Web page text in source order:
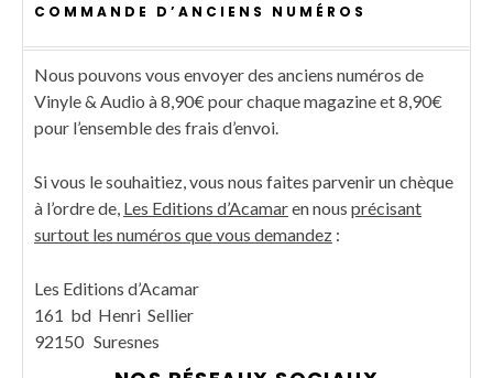
COMMANDE D’ANCIENS NUMÉROS
Nous pouvons vous envoyer des anciens numéros de
Vinyle & Audio à 8,90€ pour chaque magazine et 8,90€
pour l’ensemble des frais d’envoi.
Si vous le souhaitiez, vous nous faites parvenir un chèque
à l’ordre de, Les Editions d’Acamaren nous précisant
surtout les numéros que vous demandez :
Les Editions d’Acamar
161 bd Henri Sellier
92150 Suresnes